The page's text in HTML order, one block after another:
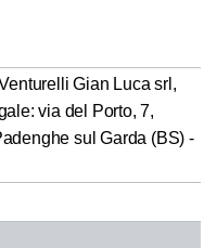
Gian Luca srl,
via del Porto, 7,
sul Garda (BS) -